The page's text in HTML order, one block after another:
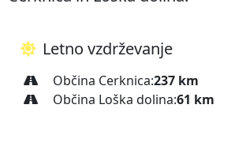
POGOSTO ISKANO
Vodovod Kanalizacija Cenik
Osmrtnice
Reklamacije Kontakt
Letno vzdrževanje
Občina Cerknica:237 km
Občina Loška dolina:61 km